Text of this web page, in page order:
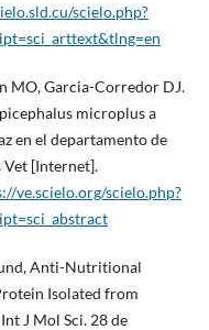
scielo.php?
MO, Garcia-Corredor DJ.
microplus a
en el departamento de
Vet [Internet].
ve.scielo.org/scielo.php?
Anti-Nutritional
Isolated from
J Mol Sci. 28 de